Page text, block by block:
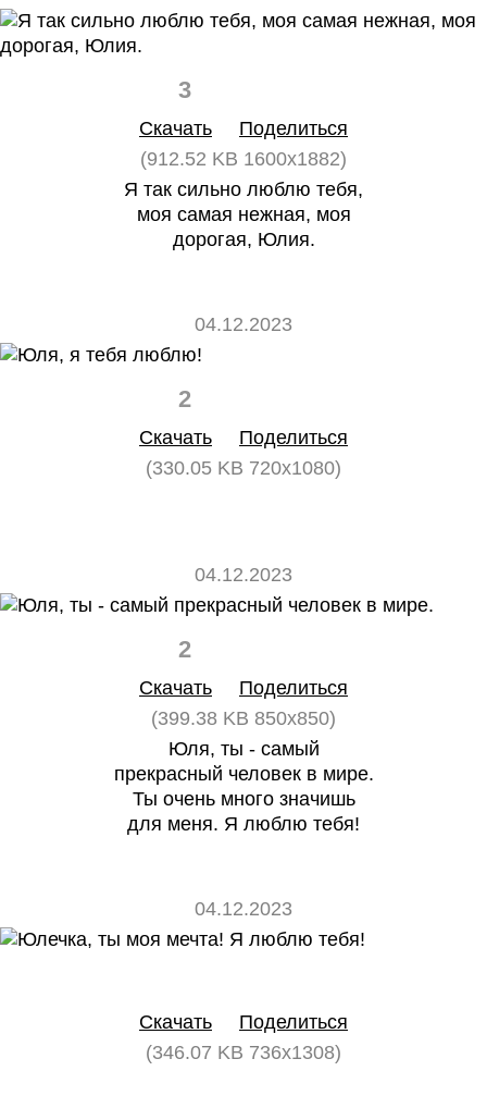
3
Скачать
Поделиться
(912.52 KB 1600x1882)
Я так сильно люблю тебя,
моя самая нежная, моя
дорогая, Юлия.
04.12.2023
2
Скачать
Поделиться
(330.05 KB 720x1080)
04.12.2023
2
Скачать
Поделиться
(399.38 KB 850x850)
Юля, ты - самый
прекрасный человек в мире.
Ты очень много значишь
для меня. Я люблю тебя!
04.12.2023
Скачать
Поделиться
(346.07 KB 736x1308)